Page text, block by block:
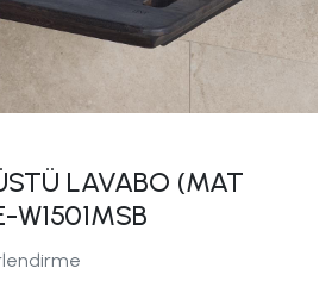
LAVABO (MAT
W1501MSB